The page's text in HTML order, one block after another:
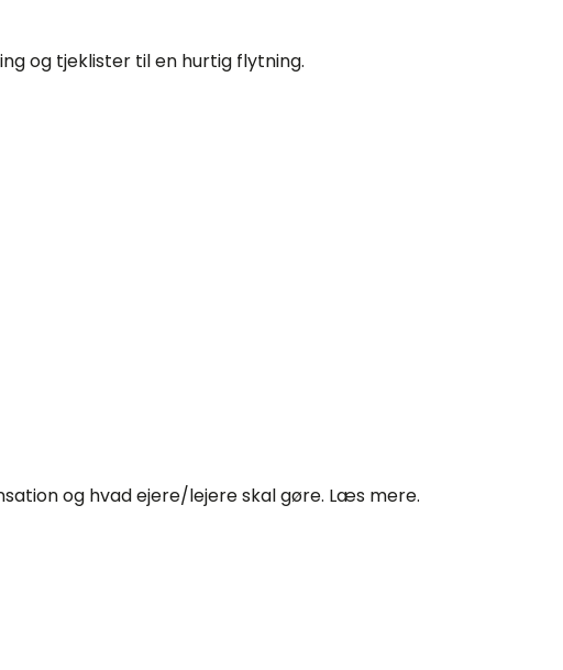
og tjeklister til en hurtig flytning.
og hvad ejere/lejere skal gøre. Læs mere.